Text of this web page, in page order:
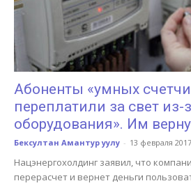
Абоненты «умных
переплатили за свет из-
оборудования». Им
Бексултан Амантур уулу - 13 февраля 2017
Нацэнергохолдинг заявил, что
перерасчет и вернет деньги